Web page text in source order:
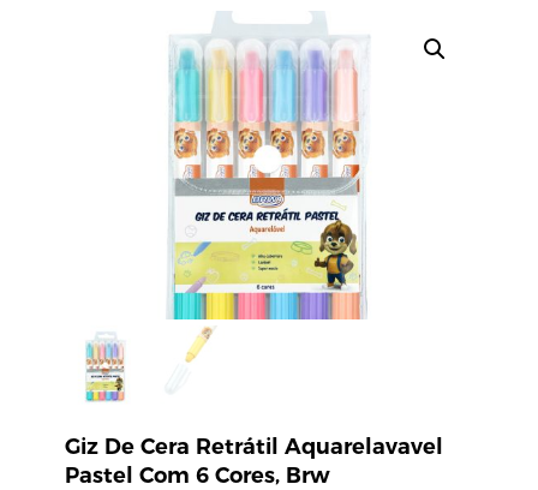
Giz De Cera Retrátil Aquarelavavel
Pastel Com 6 Cores, Brw